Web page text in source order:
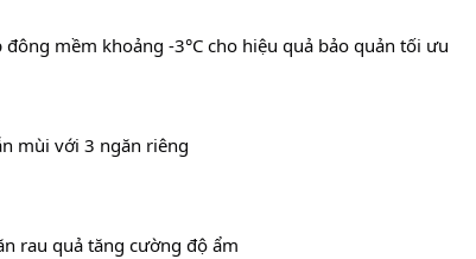
đông mềm khoảng -3°C cho hiệu quả bảo quản tối ưu
lẫn mùi với 3 ngăn riêng
rau quả tăng cường độ ẩm